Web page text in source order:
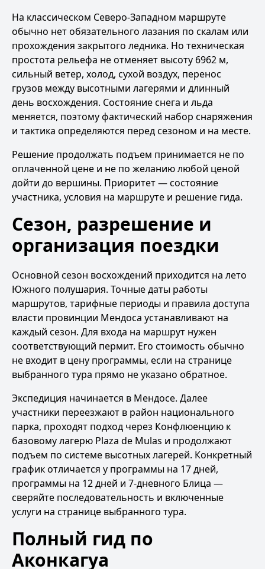
На классическом Северо-Западном маршруте
обычно нет обязательного лазания по скалам или
прохождения закрытого ледника. Но техническая
простота рельефа не отменяет высоту 6962 м,
сильный ветер, холод, сухой воздух, перенос
грузов между высотными лагерями и длинный
день восхождения. Состояние снега и льда
меняется, поэтому фактический набор снаряжения
и тактика определяются перед сезоном и на месте.
Решение продолжать подъем принимается не по
оплаченной цене и не по желанию любой ценой
дойти до вершины. Приоритет — состояние
участника, условия на маршруте и решение гида.
Сезон, разрешение и
организация поездки
Основной сезон восхождений приходится на лето
Южного полушария. Точные даты работы
маршрутов, тарифные периоды и правила доступа
власти провинции Мендоса устанавливают на
каждый сезон. Для входа на маршрут нужен
соответствующий пермит. Его стоимость обычно
не входит в цену программы, если на странице
выбранного тура прямо не указано обратное.
Экспедиция начинается в Мендосе. Далее
участники переезжают в район национального
парка, проходят подход через Конфлюенцию к
базовому лагерю Plaza de Mulas и продолжают
подъем по системе высотных лагерей. Конкретный
график отличается у программы на 17 дней,
программы на 12 дней и 7-дневного Блица —
сверяйте последовательность и включенные
услуги на странице выбранного тура.
Полный гид по
Аконкагуа